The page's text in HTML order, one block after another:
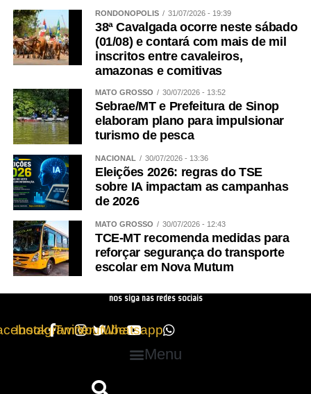
RONDONÓPOLIS 31/07/2026 - 19:39
38ª Cavalgada ocorre neste sábado
(01/08) e contará com mais de mil
inscritos entre cavaleiros,
amazonas e comitivas
MATO GROSSO 30/07/2026 - 13:52
Sebrae/MT e Prefeitura de Sinop
elaboram plano para impulsionar
turismo de pesca
NACIONAL 30/07/2026 - 13:36
Eleições 2026: regras do TSE
sobre IA impactam as campanhas
de 2026
MATO GROSSO 30/07/2026 - 12:43
TCE-MT recomenda medidas para
reforçar segurança do transporte
escolar em Nova Mutum
nos siga nas redes sociais
InstagramTwitterYoutubeWhatsapp
Menu